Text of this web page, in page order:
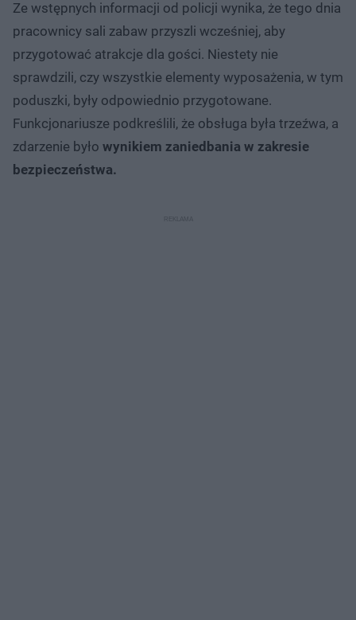
Ze wstępnych informacji od policji wynika, że tego dnia
pracownicy sali zabaw przyszli wcześniej, aby
przygotować atrakcje dla gości. Niestety nie
sprawdzili, czy wszystkie elementy wyposażenia, w tym
poduszki, były odpowiednio przygotowane.
Funkcjonariusze podkreślili, że obsługa była trzeźwa, a
zdarzenie było wynikiem zaniedbania w zakresie
bezpieczeństwa.